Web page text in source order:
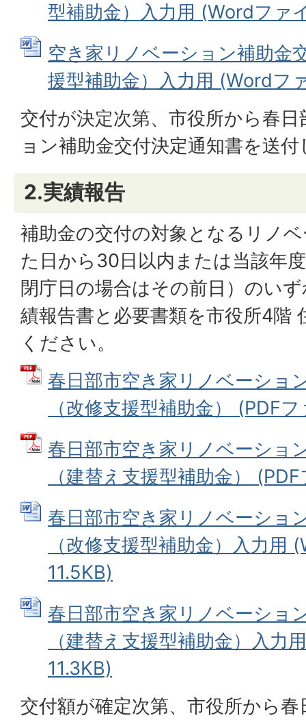
型補助金）入力用 (Wordファ
空き家リノベーション補助金
援型補助金）入力用 (Wordフ
交付が決定次第、市役所から春
ョン補助金交付決定通知書を送
2.実績報告
補助金の交付の対象となるリノ
た日から30日以内または当該年
閉庁日の場合はその前日）のい
績報告書と必要書類を市役所4階
ください。
春日部市空き家リノベーショ
（改修支援型補助金） (PDF
春日部市空き家リノベーショ
（建替え支援型補助金）
春日部市空き家リノベーショ
（改修支援型補助金）入力用
11.5KB)
春日部市空き家リノベーショ
（建替え支援型補助金）入力
11.3KB)
交付額が確定次第、市役所から